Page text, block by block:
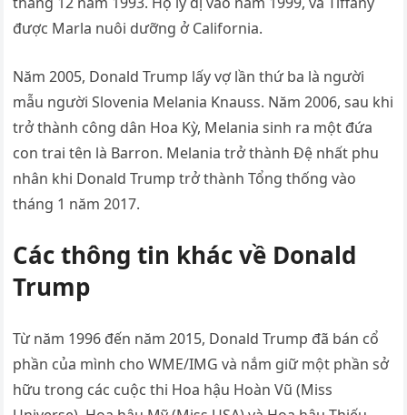
được Marla nuôi dưỡng ở California.
Năm 2005, Donald Trump lấy vợ lần thứ ba là người
mẫu người Slovenia Melania Knauss. Năm 2006, sau khi
trở thành công dân Hoa Kỳ, Melania sinh ra một đứa
con trai tên là Barron. Melania trở thành Đệ nhất phu
nhân khi Donald Trump trở thành Tổng thống vào
tháng 1 năm 2017.
Các thông tin khác về Donald
Trump
Từ năm 1996 đến năm 2015, Donald Trump đã bán cổ
phần của mình cho WME/IMG và nắm giữ một phần sở
hữu trong các cuộc thi Hoa hậu Hoàn Vũ (Miss